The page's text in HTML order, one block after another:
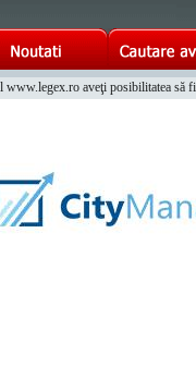
www.legex.ro aveţi posibilitatea să